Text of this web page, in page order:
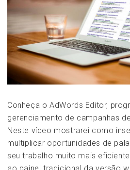
Conheça o AdWords Editor,
gerenciamento de campanhas
Neste vídeo mostrarei como
multiplicar oportunidades de
seu trabalho muito mais